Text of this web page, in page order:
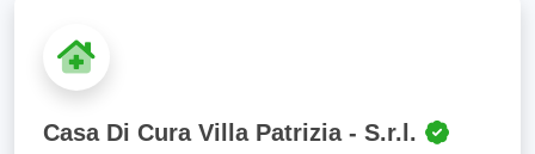
Casa Di Cura Villa Patrizia - S.r.l.